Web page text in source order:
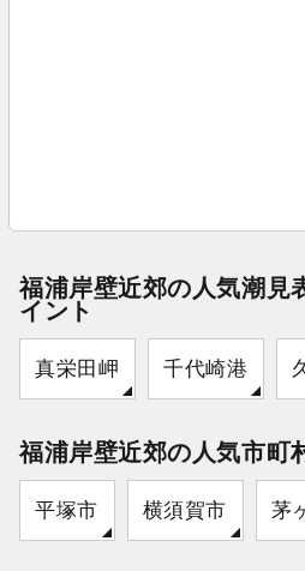
福浦岸壁近郊の人気潮見
イント
真栄田岬 千代崎港
福浦岸壁近郊の人気市町
平塚市 横須賀市 茅